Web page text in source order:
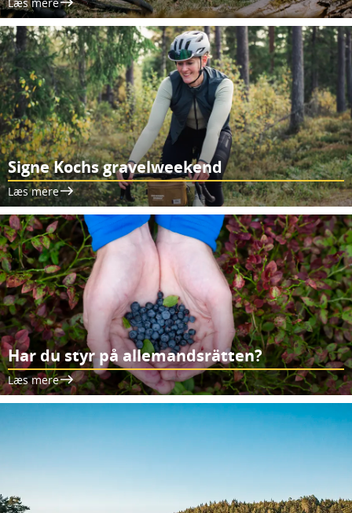
Signe Kochs gravelweekend
Læs mere
Har du styr på allemandsrätten?
Læs mere